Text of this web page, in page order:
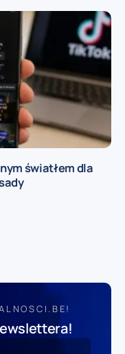
światłem dla